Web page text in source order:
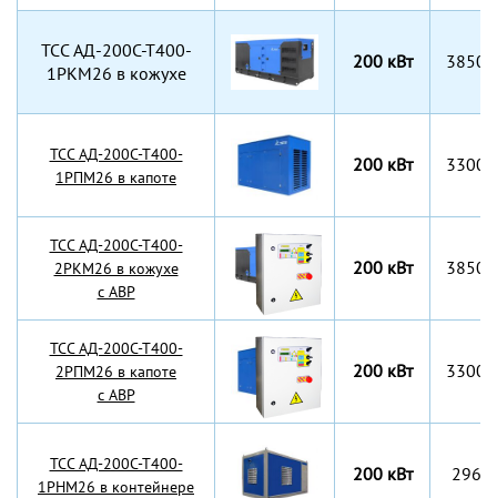
TCC АД-200С-Т400-
1РКМ26 в кожухе
200 кВт
TCC АД-200С-Т400-
1РПМ26 в капоте
200 кВт
TCC АД-200С-Т400-
2РКМ26 в кожухе
с АВР
200 кВт
TCC АД-200С-Т400-
2РПМ26 в капоте
с АВР
200 кВт
TCC АД-200С-Т400-
1РНМ26 в контейнере
200 кВт